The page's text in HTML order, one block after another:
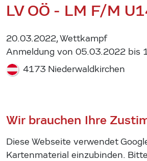
LV OÖ - LM F/M
20.03.2022, Wettkampf
Anmeldung von 05.03.2022 bis
4173 Niederwaldkirchen
Wir brauchen Ihre
Diese Webseite verwendet
Kartenmaterial einzubinden.